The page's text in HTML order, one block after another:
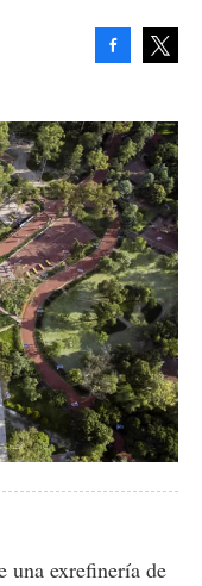
una exrefinería de